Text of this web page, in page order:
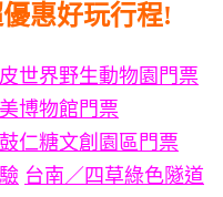
惠好玩行程!
世界野生動物園門票
博物館門票
仁糖文創園區門票
台南／四草綠色隧道